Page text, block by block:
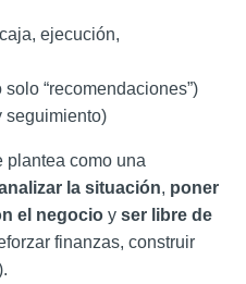
ejecución,
solo “recomendaciones”)
seguimiento)
plantea como una
la situación, poner
el negocio y ser libre de
finanzas, construir